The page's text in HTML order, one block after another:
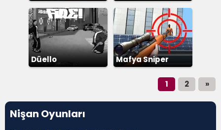
Düello Mafya Sniper
1 2 »
Nişan Oyunları